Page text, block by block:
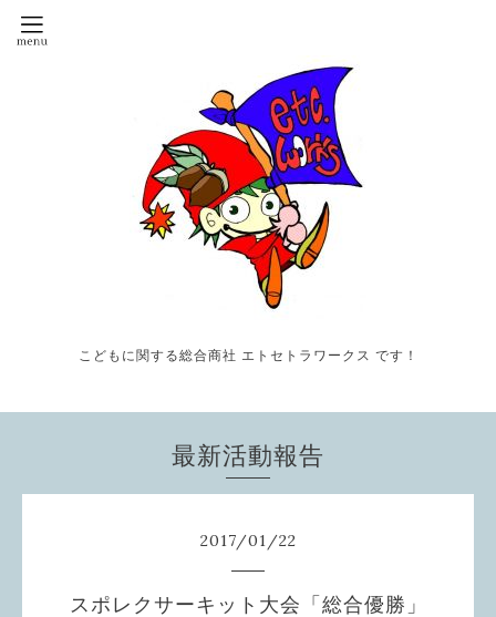
こどもに関する総合商社 エトセトラワークス です！
最新活動報告
2017/01/22
スポレクサーキット大会「総合優勝」